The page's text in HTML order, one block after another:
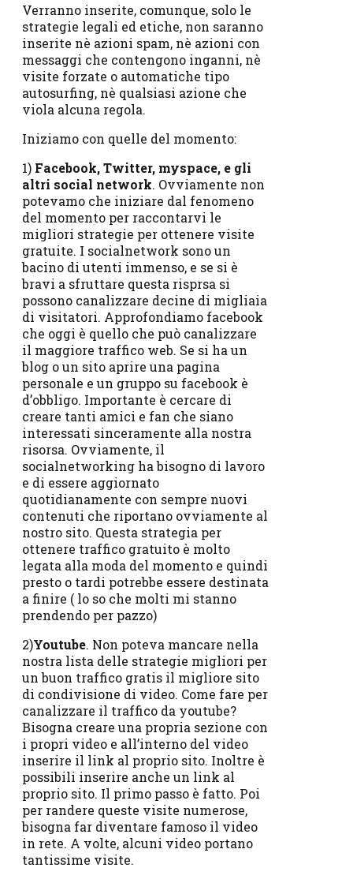
Verranno inserite, comunque, solo le
strategie legali ed etiche, non saranno
inserite nè azioni spam, nè azioni con
messaggi che contengono inganni, nè
visite forzate o automatiche tipo
autosurfing, nè qualsiasi azione che
viola alcuna regola.
Iniziamo con quelle del momento:
1) Facebook, Twitter, myspace, e gli
altri social network. Ovviamente non
potevamo che iniziare dal fenomeno
del momento per raccontarvi le
migliori strategie per ottenere visite
gratuite. I socialnetwork sono un
bacino di utenti immenso, e se si è
bravi a sfruttare questa risprsa si
possono canalizzare decine di migliaia
di visitatori. Approfondiamo facebook
che oggi è quello che può canalizzare
il maggiore traffico web. Se si ha un
blog o un sito aprire una pagina
personale e un gruppo su facebook è
d’obbligo. Importante è cercare di
creare tanti amici e fan che siano
interessati sinceramente alla nostra
risorsa. Ovviamente, il
socialnetworking ha bisogno di lavoro
e di essere aggiornato
quotidianamente con sempre nuovi
contenuti che riportano ovviamente al
nostro sito. Questa strategia per
ottenere traffico gratuito è molto
legata alla moda del momento e quindi
presto o tardi potrebbe essere destinata
a finire ( lo so che molti mi stanno
prendendo per pazzo)
2)Youtube. Non poteva mancare nella
nostra lista delle strategie migliori per
un buon traffico gratis il migliore sito
di condivisione di video. Come fare per
canalizzare il traffico da youtube?
Bisogna creare una propria sezione con
i propri video e all’interno del video
inserire il link al proprio sito. Inoltre è
possibili inserire anche un link al
proprio sito. Il primo passo è fatto. Poi
per randere queste visite numerose,
bisogna far diventare famoso il video
in rete. A volte, alcuni video portano
tantissime visite.